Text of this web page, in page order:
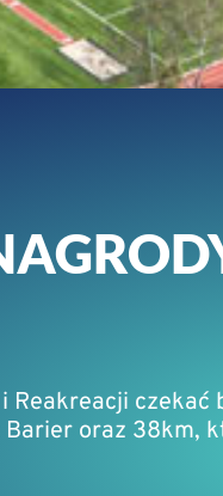
Reakreacji czekać
Barier oraz 38km,